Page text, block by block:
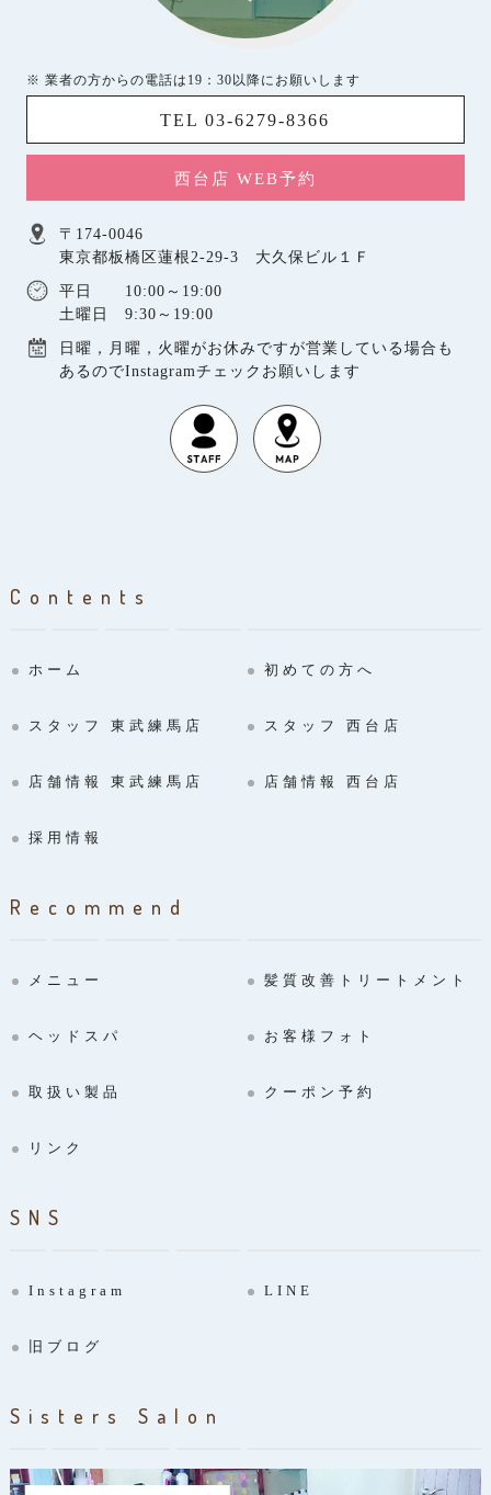
※ 業者の方からの電話は19：30以降にお願いします
TEL 03-6279-8366
西台店 WEB予約
〒174-0046
東京都板橋区蓮根2-29-3 大久保ビル１Ｆ
平日 10:00～19:00
土曜日 9:30～19:00
日曜，月曜，火曜がお休みですが営業している場合も
あるのでInstagramチェックお願いします
Contents
ホーム 初めての方へ
スタッフ 東武練馬店 スタッフ 西台店
店舗情報 東武練馬店 店舗情報 西台店
採用情報
Recommend
メニュー 髪質改善トリートメント
ヘッドスパ お客様フォト
取扱い製品 クーポン予約
リンク
SNS
Instagram LINE
旧ブログ
Sisters Salon